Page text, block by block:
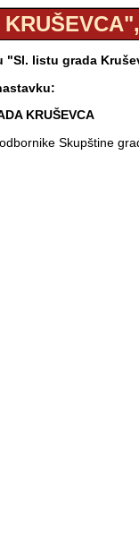
"Sl. listu grada
KRUŠEVCA
Skupštine